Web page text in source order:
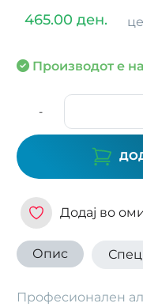
465.00 ден.
Производот е
-
Додај во
Опис
Професионален